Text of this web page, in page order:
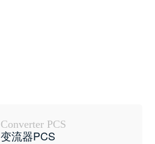
Converter PCS
变流器PCS